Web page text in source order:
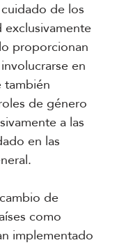
de los
exclusivamente
proporcionan
en
también
de género
a las
en las
de
como
implementado